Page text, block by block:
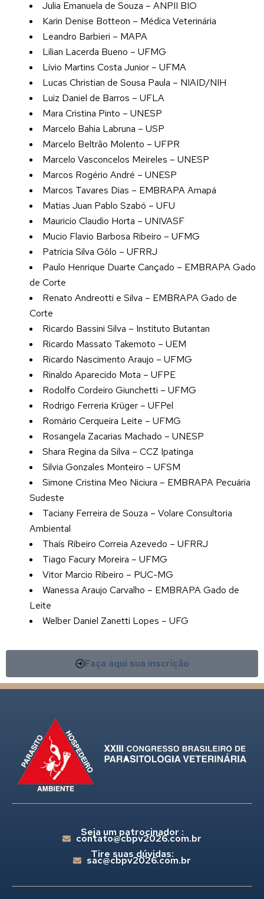
Julia Emanuela de Souza – ANPII BIO
Karin Denise Botteon – Médica Veterinária
Leandro Barbieri – MAPA
Lilian Lacerda Bueno – UFMG
Lívio Martins Costa Junior – UFMA
Lucas Christian de Sousa Paula – NIAID/NIH
Luiz Daniel de Barros – UFLA
Mara Cristina Pinto – UNESP
Marcelo Bahia Labruna – USP
Marcelo Beltrão Molento – UFPR
Marcelo Vasconcelos Meireles – UNESP
Marcos Rogério André – UNESP
Marcos Tavares Dias – EMBRAPA Amapá
Matias Juan Pablo Szabó – UFU
Mauricio Claudio Horta – UNIVASF
Mucio Flavio Barbosa Ribeiro – UFMG
Patrícia Silva Gôlo – UFRRJ
Paulo Henrique Duarte Cançado – EMBRAPA Gado
de Corte
Renato Andreotti e Silva – EMBRAPA Gado de
Corte
Ricardo Bassini Silva – Instituto Butantan
Ricardo Massato Takemoto – UEM
Ricardo Nascimento Araujo – UFMG
Rinaldo Aparecido Mota – UFPE
Rodolfo Cordeiro Giunchetti – UFMG
Rodrigo Ferreria Krüger – UFPel
Romário Cerqueira Leite – UFMG
Rosangela Zacarias Machado – UNESP
Shara Regina da Silva – CCZ Ipatinga
Silvia Gonzales Monteiro – UFSM
Simone Cristina Meo Niciura – EMBRAPA Pecuária
Sudeste
Taciany Ferreira de Souza – Volare Consultoria
Ambiental
Thaís Ribeiro Correia Azevedo – UFRRJ
Tiago Facury Moreira – UFMG
Vitor Marcio Ribeiro – PUC-MG
Wanessa Araujo Carvalho – EMBRAPA Gado de
Leite
Welber Daniel Zanetti Lopes – UFG
Faça aqui sua inscrição
Seja um patrocinador :
contato@cbpv2026.com.br
Tire suas dúvidas:
sac@cbpv2026.com.br